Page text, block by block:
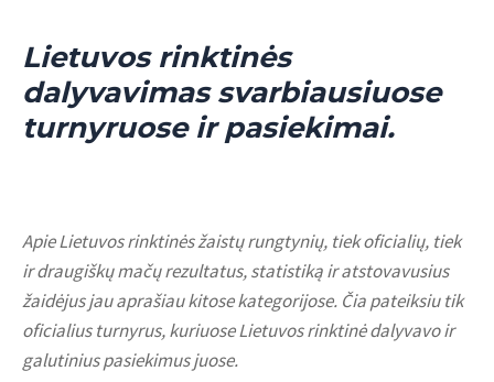
Lietuvos rinktinės
dalyvavimas svarbiausiuose
turnyruose ir pasiekimai.
Apie Lietuvos rinktinės žaistų rungtynių, tiek oficialių, tiek
ir draugiškų mačų rezultatus, statistiką ir atstovavusius
žaidėjus jau aprašiau kitose kategorijose. Čia pateiksiu tik
oficialius turnyrus, kuriuose Lietuvos rinktinė dalyvavo ir
galutinius pasiekimus juose.